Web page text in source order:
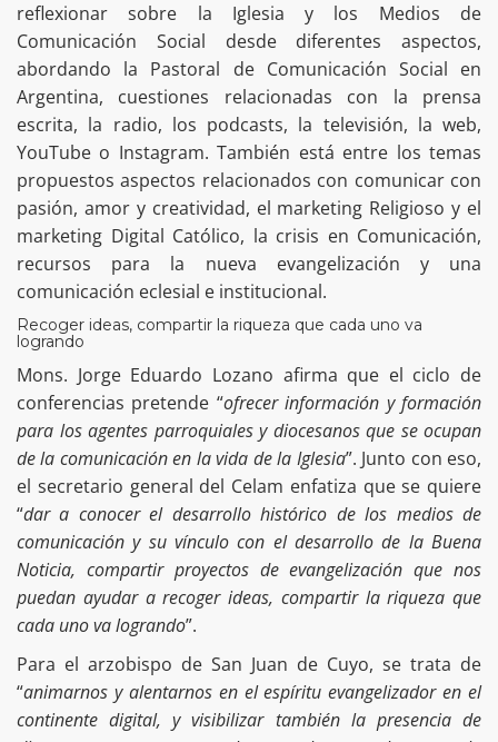
reflexionar sobre la Iglesia y los Medios de
Comunicación Social desde diferentes aspectos,
abordando la Pastoral de Comunicación Social en
Argentina, cuestiones relacionadas con la prensa
escrita, la radio, los podcasts, la televisión, la web,
YouTube o Instagram. También está entre los temas
propuestos aspectos relacionados con comunicar con
pasión, amor y creatividad, el marketing Religioso y el
marketing Digital Católico, la crisis en Comunicación,
recursos para la nueva evangelización y una
comunicación eclesial e institucional.
Recoger ideas, compartir la riqueza que cada uno va
logrando
Mons. Jorge Eduardo Lozano afirma que el ciclo de
conferencias pretende “ofrecer información y formación
para los agentes parroquiales y diocesanos que se ocupan
de la comunicación en la vida de la Iglesia”. Junto con eso,
el secretario general del Celam enfatiza que se quiere
“dar a conocer el desarrollo histórico de los medios de
comunicación y su vínculo con el desarrollo de la Buena
Noticia, compartir proyectos de evangelización que nos
puedan ayudar a recoger ideas, compartir la riqueza que
cada uno va logrando”.
Para el arzobispo de San Juan de Cuyo, se trata de
“animarnos y alentarnos en el espíritu evangelizador en el
continente digital, y visibilizar también la presencia de